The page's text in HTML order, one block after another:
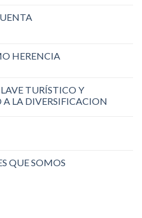
HERENCIA
TURÍSTICO Y
LA DIVERSIFICACION
QUE SOMOS